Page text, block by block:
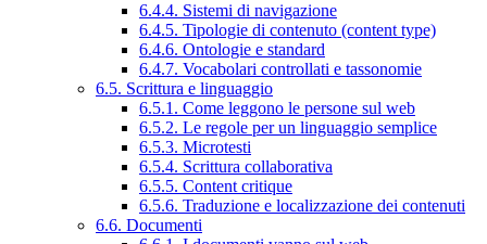
6.4.4. Sistemi di navigazione
6.4.5. Tipologie di contenuto (content type)
6.4.6. Ontologie e standard
6.4.7. Vocabolari controllati e tassonomie
6.5. Scrittura e linguaggio
6.5.1. Come leggono le persone sul web
6.5.2. Le regole per un linguaggio semplice
6.5.3. Microtesti
6.5.4. Scrittura collaborativa
6.5.5. Content critique
6.5.6. Traduzione e localizzazione dei contenuti
6.6. Documenti